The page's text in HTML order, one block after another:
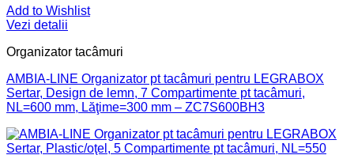
Add to Wishlist
Vezi detalii
Organizator tacâmuri
AMBIA-LINE Organizator pt tacâmuri pentru LEGRABOX
Sertar, Design de lemn, 7 Compartimente pt tacâmuri,
NL=600 mm, Lăţime=300 mm – ZC7S600BH3